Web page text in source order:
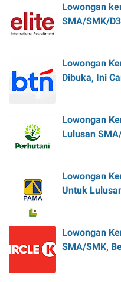
Lowongan
SMA/SMK/
Lowongan
Dibuka, Ini
Lowongan
Lulusan
Lowongan
Untuk
Lowongan
SMA/SMK,